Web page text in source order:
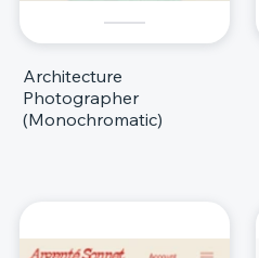
Architecture
Photographer
(Monochromatic)